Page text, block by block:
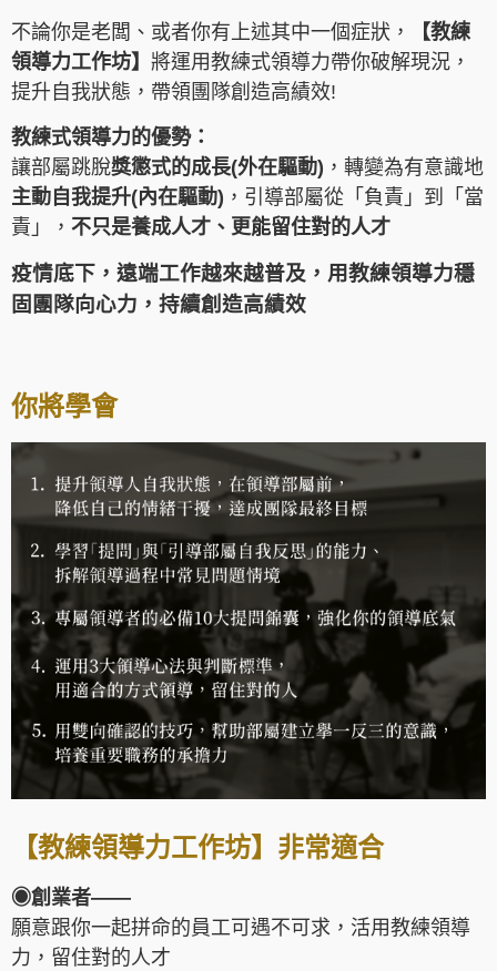
不論你是老闆、或者你有上述其中一個症狀，
【教練
領導力工作坊】 將運用教練式領導力帶你破解現況，
提升自我狀態，帶領團隊創造高績效!
教練式領導力的優勢：
讓部屬跳脫獎懲式的成長(外在驅動) ，轉變為有意識地
主動自我提升(內在驅動) ，引導部屬從「負責」到「當
責」， 不只是養成人才、更能留住對的人才
疫情底下，遠端工作越來越普及，用教練領導力穩
固團隊向心力，持續創造高績效
你將學會
【教練領導力工作坊】非常適合
◉創業者——
願意跟你一起拼命的員工可遇不可求，活用教練領導
力，留住對的人才